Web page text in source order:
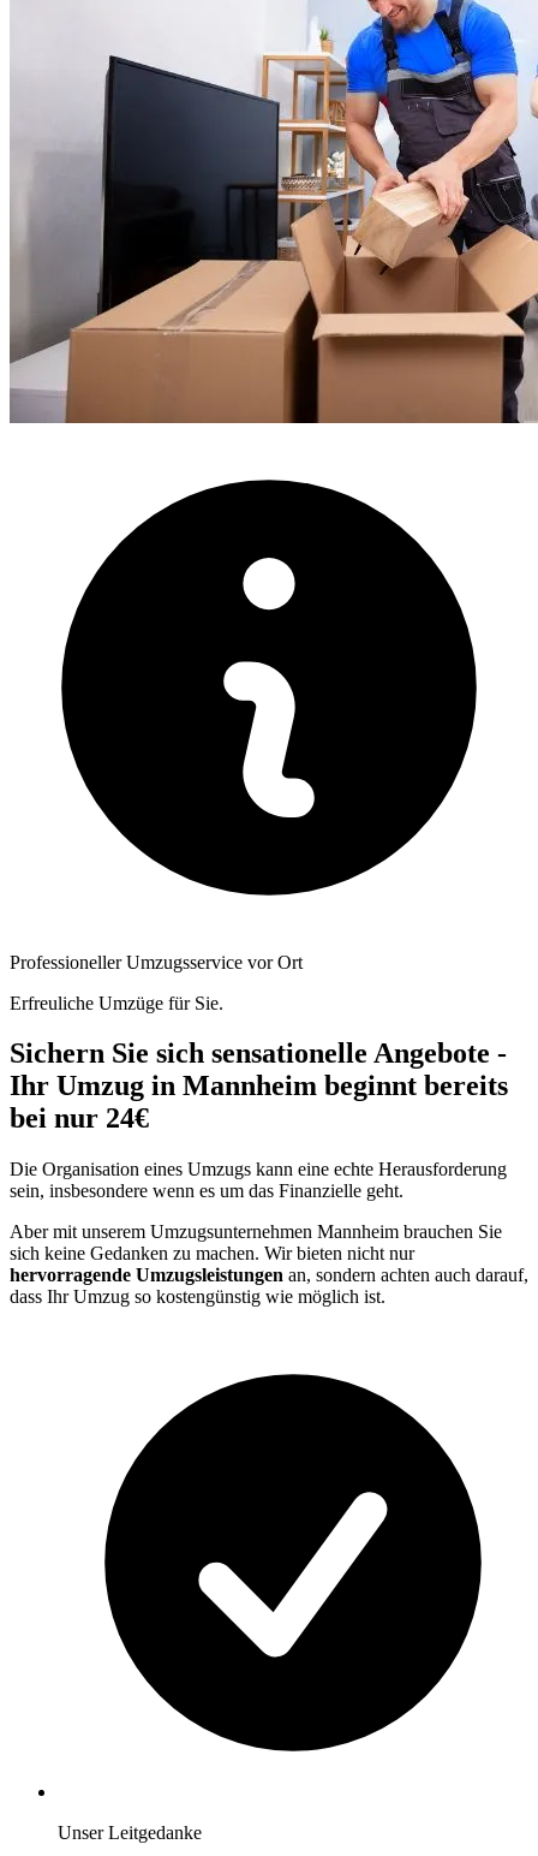
Professioneller Umzugsservice vor Ort
Erfreuliche Umzüge für Sie.
Sichern Sie sich sensationelle Angebote -
Ihr Umzug in Mannheim beginnt bereits
bei nur 24€
Die Organisation eines Umzugs kann eine echte Herausforderung
sein, insbesondere wenn es um das Finanzielle geht.
Aber mit unserem Umzugsunternehmen Mannheim brauchen Sie
sich keine Gedanken zu machen. Wir bieten nicht nur
hervorragende Umzugsleistungen an, sondern achten auch darauf,
dass Ihr Umzug so kostengünstig wie möglich ist.
Unser Leitgedanke